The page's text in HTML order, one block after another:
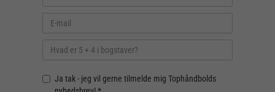
Ja tak - jeg vil gerne tilmelde mig Tophåndbolds